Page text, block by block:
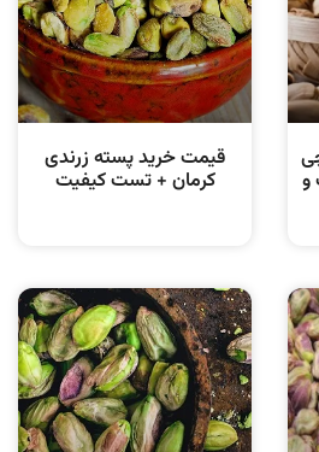
و
قیمت خرید پسته زرندی
کرمان + تست کیفیت